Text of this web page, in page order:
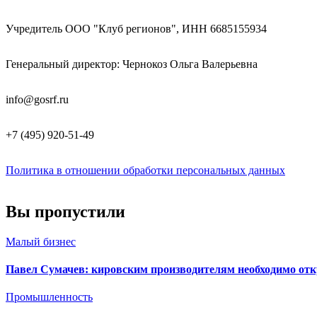
Учредитель ООО "Клуб регионов", ИНН 6685155934
Генеральный директор: Чернокоз Ольга Валерьевна
info@gosrf.ru
+7 (495) 920-51-49
Политика в отношении обработки персональных данных
Вы пропустили
Малый бизнес
Павел Сумачев: кировским производителям необходимо
Промышленность